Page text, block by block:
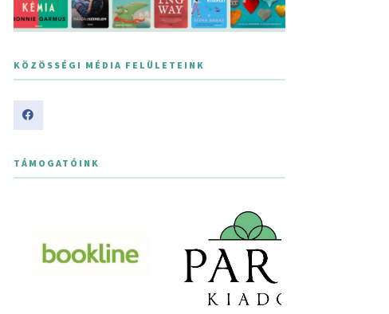
KÖZÖSSÉGI MÉDIA FELÜLETEINK
TÁMOGATÓINK